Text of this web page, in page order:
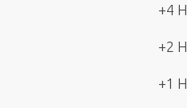
+4 H
+2 H
+1 H